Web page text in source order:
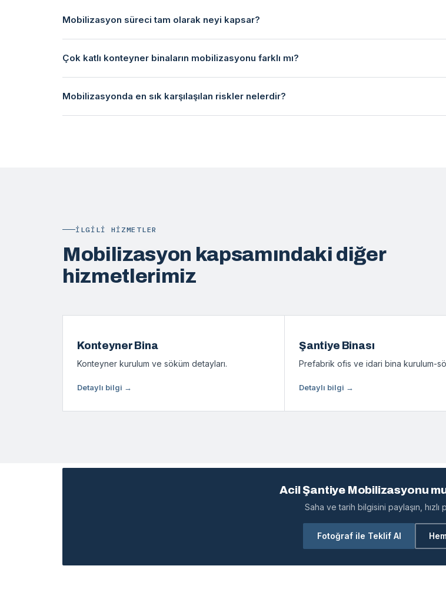
Mobilizasyon süreci tam olarak neyi kapsar?
Çok katlı konteyner binaların mobilizasyonu farklı mı?
Mobilizasyonda en sık karşılaşılan riskler nelerdir?
İLGILI HIZMETLER
Mobilizasyon kapsamındaki diğer
hizmetlerimiz
Konteyner Bina
Konteyner kurulum ve söküm detayları.
Detaylı bilgi →
Şantiye Binası
Prefabrik ofis ve idari bina kurulum-
Detaylı bilgi →
Acil Şantiye Mobilizasyonu
Saha ve tarih bilgisini paylaşın, hızlı
Fotoğraf ile Teklif Al